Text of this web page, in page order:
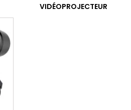
VIDÉOPROJECTEUR